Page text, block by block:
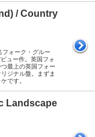
/ Country
フォーク・グルー
ュー作。英国フォ
最上の英国フォー
ジナル盤。まずま
です。
Landscape